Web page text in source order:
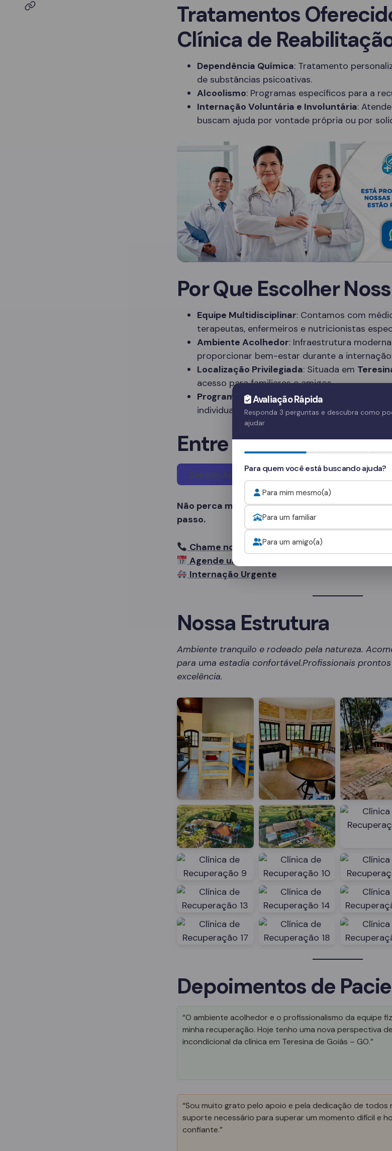
Tratamentos
Clínica de
Dependência Química: Tratamento
de substâncias psicoativas.
Alcoolismo: Programas específicos para a
Internação Voluntária e Involuntária:
buscam ajuda por vontade própria ou por
Por Que Escolher
Equipe Multidisciplinar: Contamos com
terapeutas, enfermeiros e nutricionistas
Ambiente Acolhedor: Infraestrutura
proporcionar bem-estar durante a
Localização Privilegiada: Situada em
acesso para familiares e amigos.
Programas Personalizados: Tratamentos
individuais de cada paciente.
Entre em Contato
Contato Agora
Não perca mais tempo. Sua recuperação
passo.
Chame no WhatsApp
Agende uma Avaliação Gratuita
Internação Urgente
Nossa Estrutura
Ambiente tranquilo e rodeado pela natureza.
para uma estadia confortável.Profissionais
excelência.
Depoimentos de
“O ambiente acolhedor e o profissionalismo da equipe
minha recuperação. Hoje tenho uma nova perspectiva
incondicional da clínica em Teresina de Goiás – GO.”
“Sou muito grato pelo apoio e pela dedicação de todos
suporte necessário para superar um momento difícil e
confiante.”
Avaliação Rápida
Responda 3 perguntas e descubra como
ajudar
Para quem você está buscando ajuda?
Para mim mesmo(a)
Para um familiar
Para um amigo(a)